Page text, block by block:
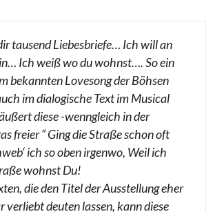
tausend Liebesbriefe… Ich will an
Ich weiß wo du wohnst…. So ein
bekannten Lovesong der Böhsen
im dialogische Text im Musical
diese -wenngleich in der
freier “ Ging die Straße schon oft
ich so oben irgenwo, Weil ich
wohnst Du!
die den Titel der Ausstellung eher
verliebt deuten lassen, kann diese